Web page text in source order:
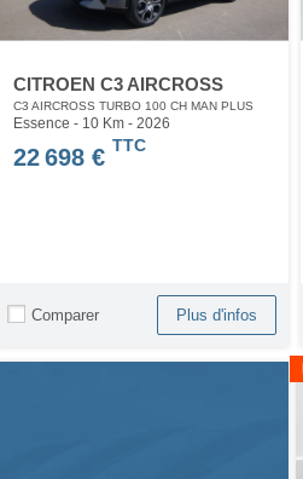
CITROEN C3 AIRCROSS
C3 AIRCROSS TURBO 100 CH MAN PLUS
Essence - 10 Km - 2026
22 698 € TTC
Comparer Plus d'infos